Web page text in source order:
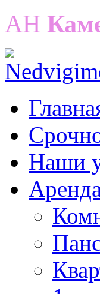
АН
Наши